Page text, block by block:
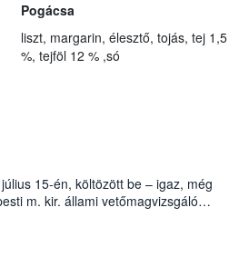
Pogácsa
liszt, margarin, élesztő, tojás, tej 1,5
%, tejföl 12 % ,só
15-én, költözött be – igaz, még
m. kir. állami vetőmagvizsgáló
15. szám alatti, Czigler Győző által